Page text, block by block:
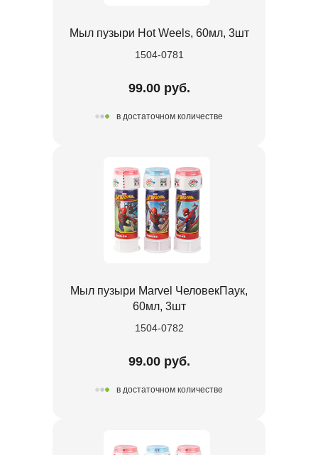
Мыл пузыри Hot Weels, 60мл, 3шт
1504-0781
99.00 руб.
в достаточном количестве
Мыл пузыри Marvel ЧеловекПаук,
60мл, 3шт
1504-0782
99.00 руб.
в достаточном количестве